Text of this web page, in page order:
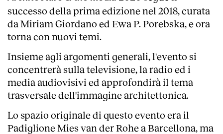
successo della prima edizione nel 2018, curata
da Miriam Giordano ed Ewa P. Porebska, e ora
torna con nuovi temi.
Insieme agli argomenti generali, l'evento si
concentrerà sulla televisione, la radio ed i
media audiovisivi ed approfondirà il tema
trasversale dell'immagine architettonica.
Lo spazio originale di questo evento era il
Padiglione Mies van der Rohe a Barcellona, ma